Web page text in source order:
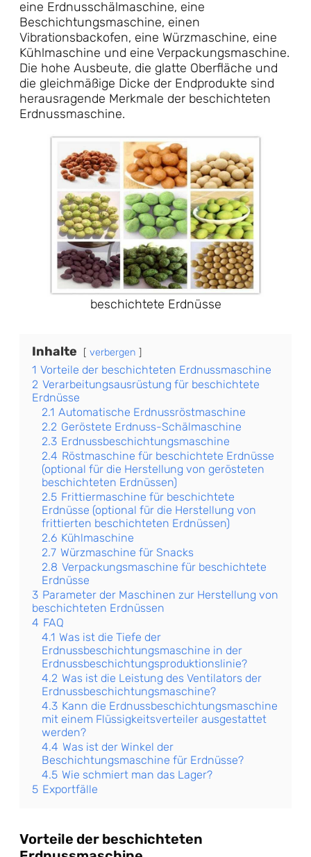
eine Erdnusschälmaschine, eine
Beschichtungsmaschine, einen
Vibrationsbackofen, eine Würzmaschine, eine
Kühlmaschine und eine Verpackungsmaschine.
Die hohe Ausbeute, die glatte Oberfläche und
die gleichmäßige Dicke der Endprodukte sind
herausragende Merkmale der beschichteten
Erdnussmaschine.
beschichtete Erdnüsse
Inhalte verbergen
1 Vorteile der beschichteten Erdnussmaschine
2 Verarbeitungsausrüstung für beschichtete
Erdnüsse
2.1 Automatische Erdnussröstmaschine
2.2 Geröstete Erdnuss-Schälmaschine
2.3 Erdnussbeschichtungsmaschine
2.4 Röstmaschine für beschichtete Erdnüsse
(optional für die Herstellung von gerösteten
beschichteten Erdnüssen)
2.5 Frittiermaschine für beschichtete
Erdnüsse (optional für die Herstellung von
frittierten beschichteten Erdnüssen)
2.6 Kühlmaschine
2.7 Würzmaschine für Snacks
2.8 Verpackungsmaschine für beschichtete
Erdnüsse
3 Parameter der Maschinen zur Herstellung von
beschichteten Erdnüssen
4 FAQ
4.1 Was ist die Tiefe der
Erdnussbeschichtungsmaschine in der
Erdnussbeschichtungsproduktionslinie?
4.2 Was ist die Leistung des Ventilators der
Erdnussbeschichtungsmaschine?
4.3 Kann die Erdnussbeschichtungsmaschine
mit einem Flüssigkeitsverteiler ausgestattet
werden?
4.4 Was ist der Winkel der
Beschichtungsmaschine für Erdnüsse?
4.5 Wie schmiert man das Lager?
5 Exportfälle
Vorteile der beschichteten